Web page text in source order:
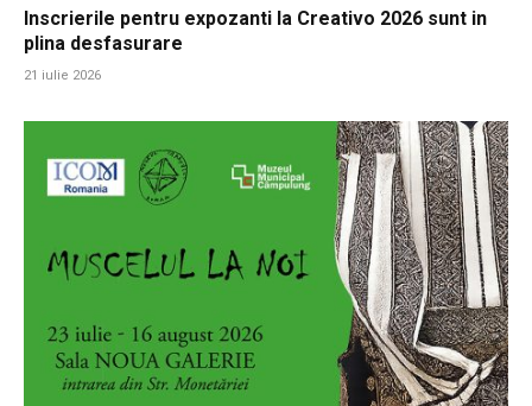
Inscrierile pentru expozanti la Creativo 2026 sunt in
plina desfasurare
21 iulie 2026